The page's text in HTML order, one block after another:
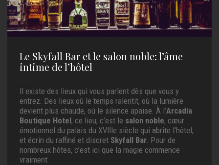
Le Skyfall Bar et le salon noble: l’âme
intime de l’hôtel
Il existe des lieux qui vous parlent dès que vous y
entrez. Des lieux où le temps ralentit, où la lumière
devient plus chaude, où le silence apaise. À l’Arcadia
Boutique Hotel, ce lieu, c’est le salon noble, cœur
émotionnel du palais du XVIIIe siècle qui abrite l’hôtel,
et écrin du raffiné et discret Skyfall Bar . Pour de
nombreux hôtes, c’est ici que la magie commence
vraiment.